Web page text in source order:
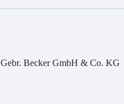
Gebr. Becker GmbH & Co. KG